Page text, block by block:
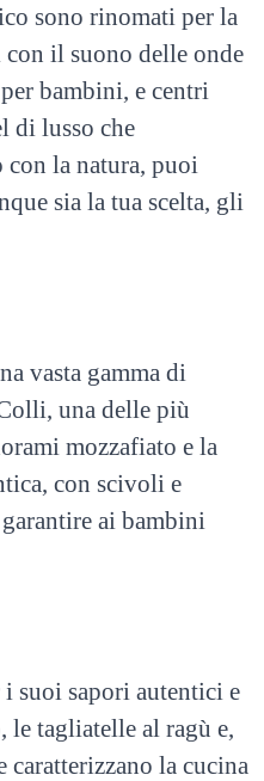
sono rinomati per la
il suono delle onde
bambini, e centri
di lusso che
la natura, puoi
sia la tua scelta, gli
vasta gamma di
una delle più
mozzafiato e la
con scivoli e
ai bambini
i suoi sapori autentici e
tagliatelle al ragù e,
la cucina